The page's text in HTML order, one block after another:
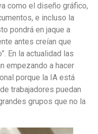
como el diseño gráfico,
e incluso la
pondrá en jaque a
antes creían que
En la actualidad las
empezando a hacer
porque la IA está
trabajadores puedan
grupos que no la